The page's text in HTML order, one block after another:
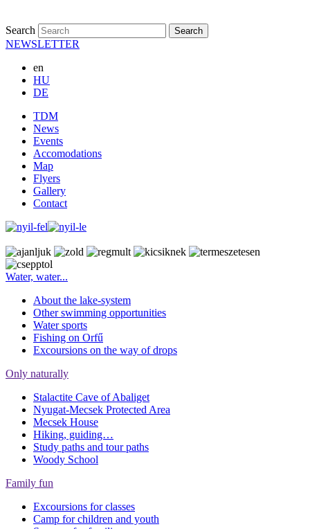
Search
NEWSLETTER
en
HU
DE
TDM
News
Events
Accomodations
Map
Flyers
Gallery
Contact
Water, water...
About the lake-system
Other swimming opportunities
Water sports
Fishing on Orfű
Excoursions on the way of drops
Only naturally
Stalactite Cave of Abaliget
Nyugat-Mecsek Protected Area
Mecsek House
Hiking, guiding…
Study paths and tour paths
Woody School
Family fun
Excoursions for classes
Camp for children and youth